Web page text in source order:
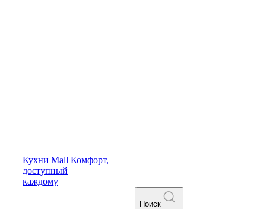
Кухни Mall Комфорт,
доступный
каждому
Поиск